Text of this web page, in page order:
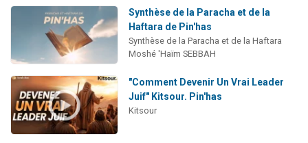
Synthèse de la Paracha et de la
Haftara de Pin'has
Synthèse de la Paracha et de la Haftara
Moshé 'Haïm SEBBAH
"Comment Devenir Un Vrai Leader
Juif" Kitsour. Pin'has
Kitsour